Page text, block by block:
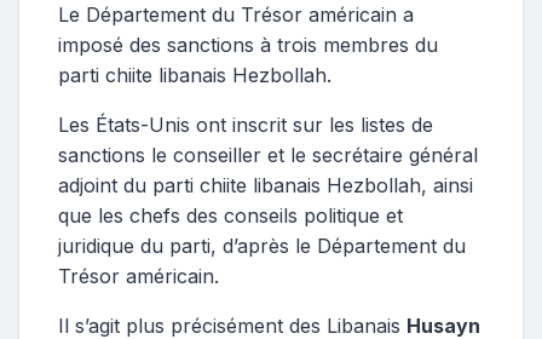
Le Département du Trésor américain a
imposé des sanctions à trois membres du
parti chiite libanais Hezbollah.
Les États-Unis ont inscrit sur les listes de
sanctions le conseiller et le secrétaire général
adjoint du parti chiite libanais Hezbollah, ainsi
que les chefs des conseils politique et
juridique du parti, d’après le Département du
Trésor américain.
Il s’agit plus précisément des Libanais Husayn